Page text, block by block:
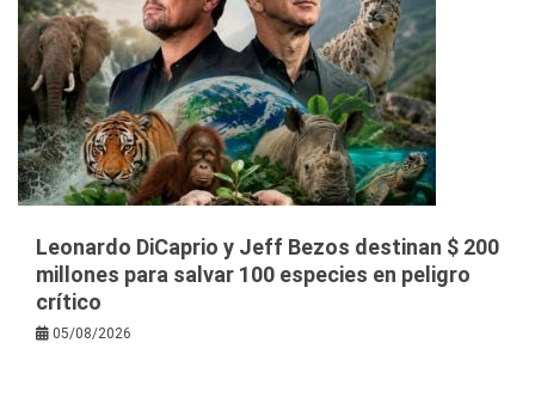
Leonardo DiCaprio y Jeff Bezos destinan $ 200
millones para salvar 100 especies en peligro
crítico
05/08/2026